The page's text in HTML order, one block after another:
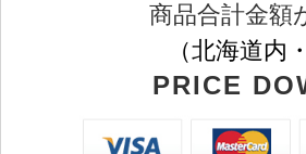
商品合計金額
（北海道内
PRICE